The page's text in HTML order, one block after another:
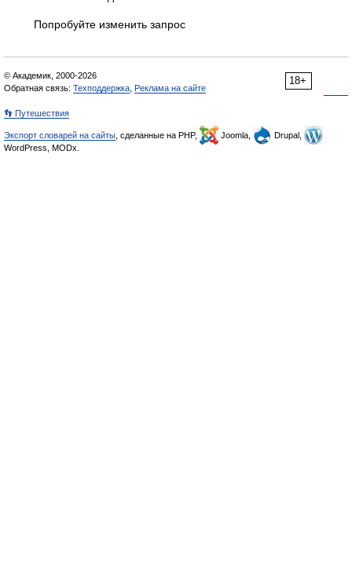
Попробуйте изменить запрос
18+
© Академик, 2000-2026
Обратная связь: Техподдержка Реклама на сайте
👣 Путешествия
Экспорт словарей на сайты , сделанные на PHP, Joomla,
Drupal,
WordPress, MODx.